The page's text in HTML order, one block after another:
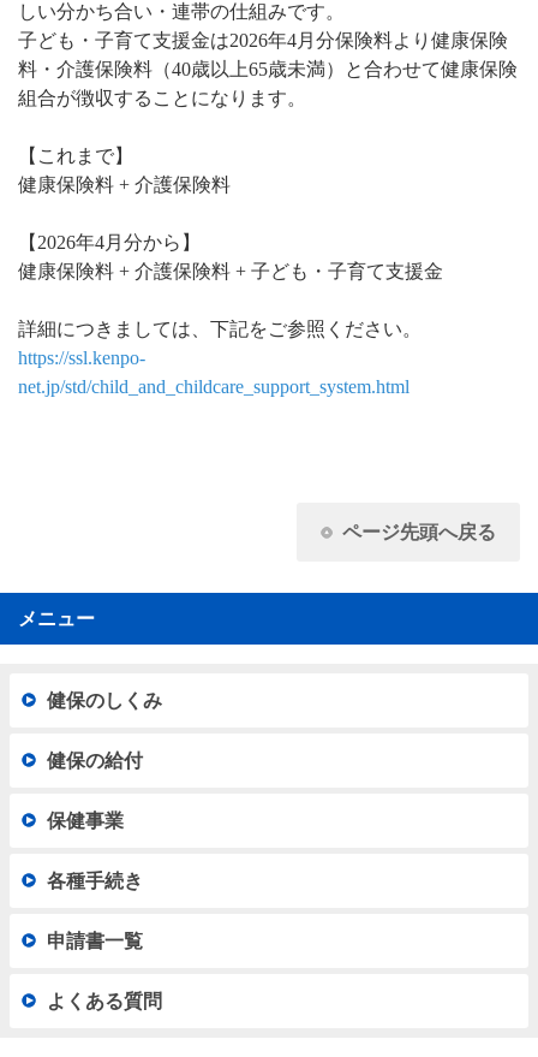
しい分かち合い・連帯の仕組みです。
子ども・子育て支援金は2026年4月分保険料より健康保険
料・介護保険料（40歳以上65歳未満）と合わせて健康保険
組合が徴収することになります。
【これまで】
健康保険料 + 介護保険料
【2026年4月分から】
健康保険料 + 介護保険料 + 子ども・子育て支援金
詳細につきましては、下記をご参照ください。
https://ssl.kenpo-
net.jp/std/child_and_childcare_support_system.html
ページ先頭へ戻る
メニュー
健保のしくみ
健保の給付
保健事業
各種手続き
申請書一覧
よくある質問